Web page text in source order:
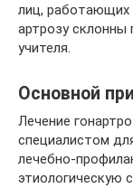
лиц, работающих
артрозу склонны
учителя.
Основной
Лечение
специалистом
лечебно-
этиологическую